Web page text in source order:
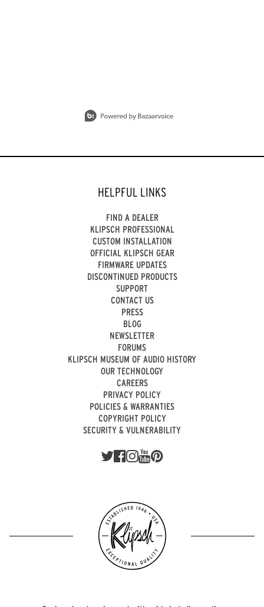
HELPFUL LINKS
FIND A DEALER
KLIPSCH PROFESSIONAL
CUSTOM INSTALLATION
OFFICIAL KLIPSCH GEAR
FIRMWARE UPDATES
DISCONTINUED PRODUCTS
SUPPORT
CONTACT US
PRESS
BLOG
NEWSLETTER
FORUMS
KLIPSCH MUSEUM OF AUDIO HISTORY
OUR TECHNOLOGY
CAREERS
PRIVACY POLICY
POLICIES & WARRANTIES
COPYRIGHT POLICY
SECURITY & VULNERABILITY